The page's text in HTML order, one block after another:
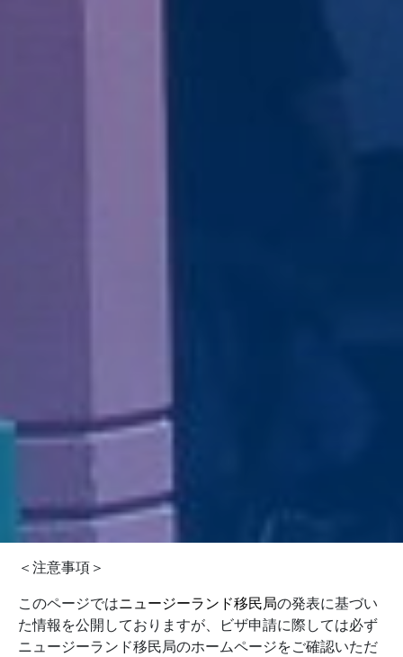
＜注意事項＞
このページではニュージーランド移民局の発表に基づい
た情報を公開しておりますが、ビザ申請に際しては必ず
ニュージーランド移民局のホームページをご確認いただ